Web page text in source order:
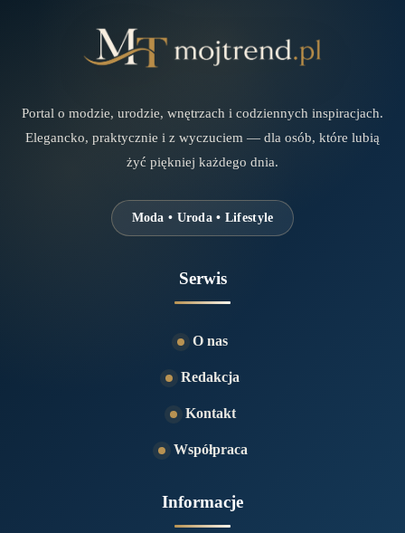
Portal o modzie, urodzie, wnętrzach i codziennych inspiracjach.
Elegancko, praktycznie i z wyczuciem — dla osób, które lubią
żyć piękniej każdego dnia.
Moda • Uroda • Lifestyle
Serwis
O nas
Redakcja
Kontakt
Współpraca
Informacje